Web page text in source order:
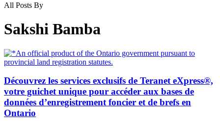
All Posts By
Sakshi Bamba
Découvrez les services exclusifs de Teranet eXpress®,
votre guichet unique pour accéder aux bases de
données d’enregistrement foncier et de brefs en
Ontario